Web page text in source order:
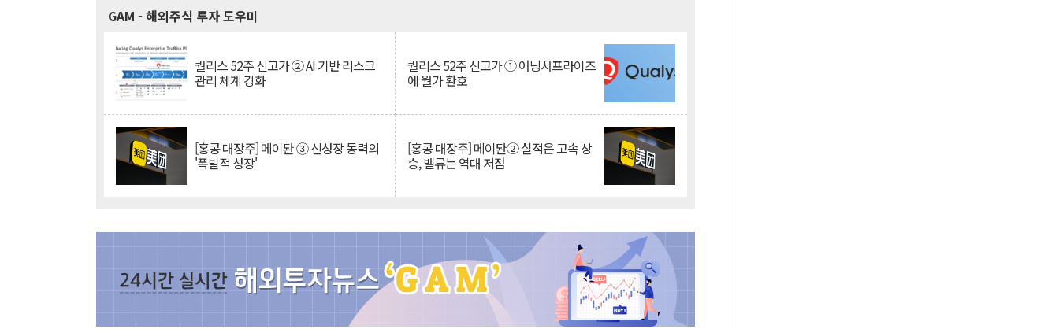
GAM - 해외주식 투자 도우미
퀄리스 52주 신고가 ② AI 기반 리스크
관리 체계 강화
퀄리스 52주 신고가 ① 어닝서프라이즈
에 월가 환호
[홍콩 대장주] 메이퇀 ③ 신성장 동력의
'폭발적 성장'
[홍콩 대장주] 메이퇀② 실적은 고속 상
승, 밸류는 역대 저점